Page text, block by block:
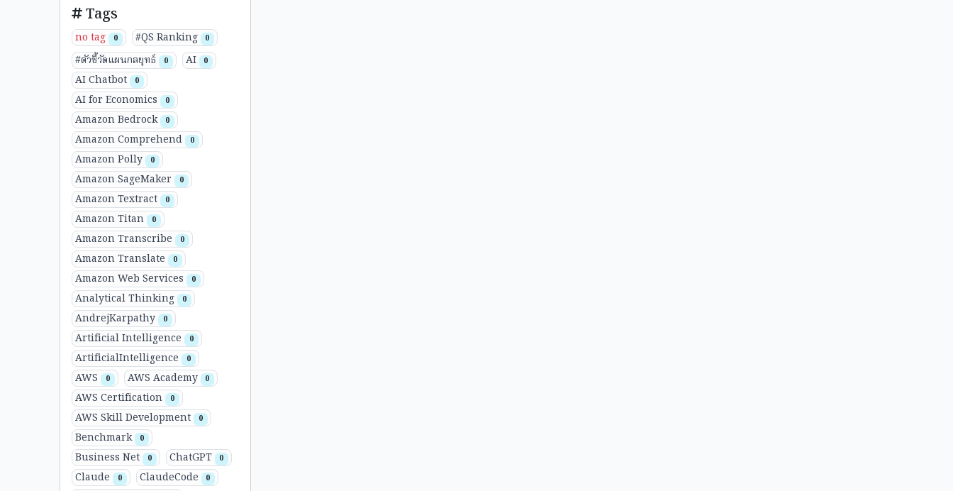
Tags
no tag 0 #QS Ranking 0
#ตัวชี้วัดแผนกลยุทธ์ 0 AI 0
AI Chatbot 0
AI for Economics 0
Amazon Bedrock 0
Amazon Comprehend 0
Amazon Polly 0
Amazon SageMaker 0
Amazon Textract 0
Amazon Titan 0
Amazon Transcribe 0
Amazon Translate 0
Amazon Web Services 0
Analytical Thinking 0
AndrejKarpathy 0
Artificial Intelligence 0
ArtificialIntelligence 0
AWS 0 AWS Academy 0
AWS Certification 0
AWS Skill Development 0
Benchmark 0
Business Net 0 ChatGPT 0
Claude 0 ClaudeCode 0